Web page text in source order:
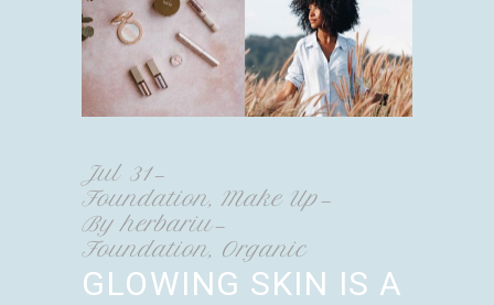
Jul 31
Foundation, Make Up
Byherbariu
Foundation, Organic
GLOWING SKIN IS A